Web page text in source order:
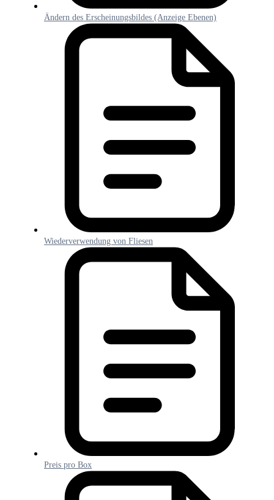
Ändern des Erscheinungsbildes (Anzeige Ebenen)
Wiederverwendung von Fliesen
Preis pro Box